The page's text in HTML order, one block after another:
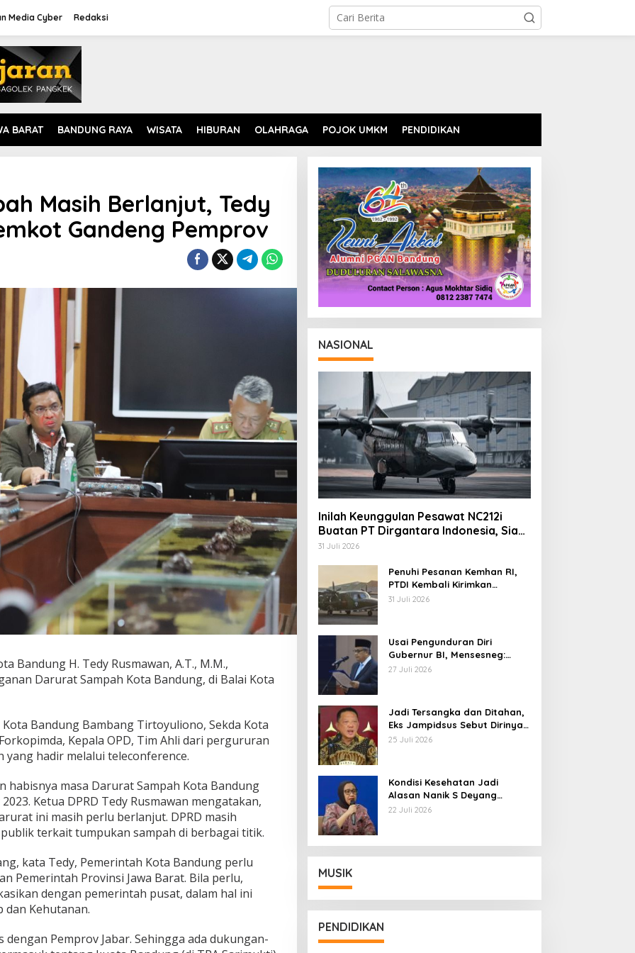
Media Cyber Redaksi
BARAT BANDUNG RAYA WISATA HIBURAN OLAHRAGA POJOK UMKM PENDIDIKAN
Masih Berlanjut, Tedy
Gandeng Pemprov
Bandung H. Tedy Rusmawan, A.T., M.M.,
Darurat Sampah Kota Bandung, di Balai Kota
Bandung Bambang Tirtoyuliono, Sekda Kota
Kepala OPD, Tim Ahli dari pergururan
hadir melalui teleconference.
habisnya masa Darurat Sampah Kota Bandung
Ketua DPRD Tedy Rusmawan mengatakan,
ini masih perlu berlanjut. DPRD masih
terkait tumpukan sampah di berbagai titik.
kata Tedy, Pemerintah Kota Bandung perlu
Pemerintah Provinsi Jawa Barat. Bila perlu,
dengan pemerintah pusat, dalam hal ini
dan Kehutanan.
Pemprov Jabar. Sehingga ada dukungan-
NASIONAL
Inilah Keunggulan Pesawat NC212i
Buatan PT Dirgantara Indonesia, Siap
Dukung Berbagai Operasi TNI
31 Juli 2026
Penuhi Pesanan Kemhan RI,
PTDI Kembali Kirimkan
Pesawat NC212i ke Pangkalan
31 Juli 2026
Usai Pengunduran Diri
Gubernur BI, Mensesneg:
Segera Terbit Keppres
27 Juli 2026
Jadi Tersangka dan Ditahan,
Eks Jampidsus Sebut Dirinya
Korban Kriminalisasi
25 Juli 2026
Kondisi Kesehatan Jadi
Alasan Nanik S Deyang
Mundur dari BGN, Prabowo
22 Juli 2026
MUSIK
PENDIDIKAN